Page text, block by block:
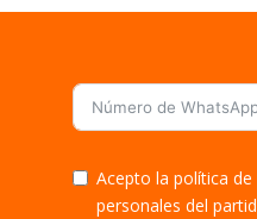
Acepto la política
personales del